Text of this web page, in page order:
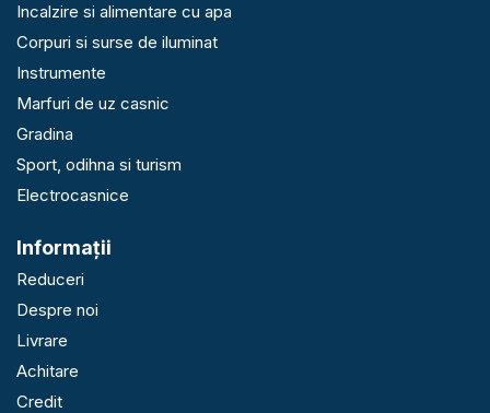
Incalzire si alimentare cu apa
Corpuri si surse de iluminat
Instrumente
Marfuri de uz casnic
Gradina
Sport, odihna si turism
Electrocasnice
Informaţii
Reduceri
Despre noi
Livrare
Achitare
Credit